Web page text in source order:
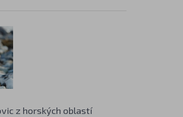
z horských oblastí